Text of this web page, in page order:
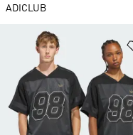
ADICLUB